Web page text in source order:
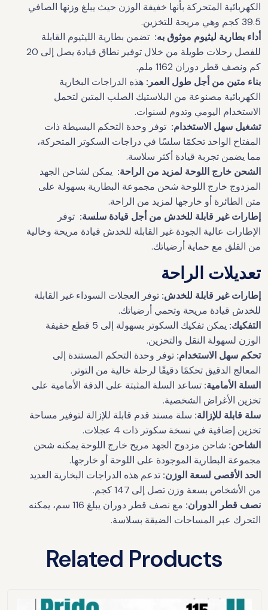
الكهربائية المتحركة بأنها خفيفة الوزن حيث يبلغ وزنها الصافي
39.5 كجم وهي مريحة للتخزين.
أداء بطارية ليثيوم موثوق به: تضمن بطارية الليثيوم القابلة
للفصل رحلات طويلة من خلال توفير نطاق قيادة يصل إلى 20
كم ونصف قطر دوران 1162 ملم.
بناء متين من أجل طول العمر: هذه الدراجات البخارية
الكهربائية مصنوعة من البلاستيك الصلب المتين لتحمل
الاستخدام اليومي وتدوم لسنوات.
تشغيل سهل الاستخدام: توفر وحدة التحكم البسيطة ذات
المفتاح الواحد تحكمًا سلسًا في دراجات السكوتر المتحركة،
مما يضمن تجربة قيادة أكثر سلاسة.
الشحن خارج اللوحة لمزيد من الراحة: يمكن لشاحن الجهد
المزدوج خارج اللوحة شحن مجموعة البطارية بسهولة على
متن الطائرة أو خارجها لمزيد من الراحة.
إطارات غير قابلة للخدش من أجل قيادة سلسة: توفر
الإطارات عالية الجودة غير القابلة للخدش قيادة مريحة وخالية
من القلق مع حماية أرضياتك.
تعديلات الراحة
إطارات غير قابلة للخدش: توفر العجلات السوداء غير القابلة
للخدش قيادة مريحة وتحمي أرضياتك.
التفكيك:
يمكن تفكيك السكوتر بسهولة إلى 5 قطع خفيفة
الوزن لسهولة النقل والتخزين.
تحكم سهل الاستخدام: توفر وحدة التحكم المستندة إلى
المعالج الدقيق تحكمًا دقيقًا لرحلة خالية من التوتر.
السلة الأمامية: تساعد السلة المثبتة على الدفة الأمامية على
تخزين الأغراض الشخصية.
سلة قابلة للإزالة: سلة مسند قدم قابلة للإزالة لتوفير مساحة
تخزين إضافية في نسخة سكوتر ذات 4 عجلات.
الشاحن: شاحن مزدوج الجهد مريح خارج اللوحة يمكنه شحن
مجموعة البطارية الموجودة على اللوحة أو خارجها.
الحد الأقصى لسعة الوزن: تدعم هذه الدراجات البخارية العديد
من الأشخاص بسعة وزن تصل إلى 147 كجم.
نصف قطر الدوران:
مع نصف قطر دوران يبلغ 116 سم، يمكنه
التحرك عبر المساحات الضيقة بسلاسة.
Related Products